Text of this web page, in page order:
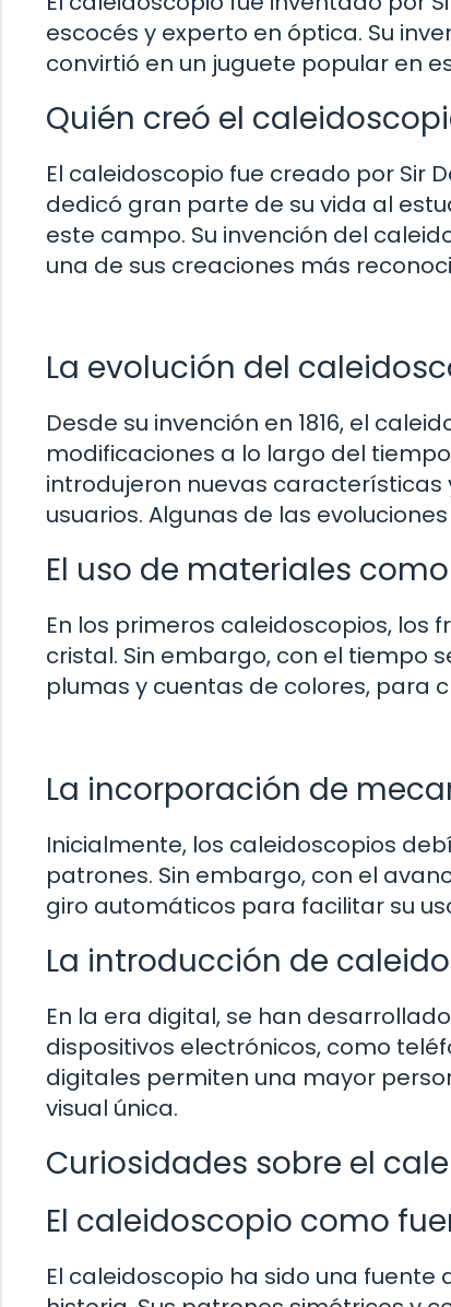
escocés y experto en óptica. Su
convirtió en un juguete popular en
Quién creó el
El caleidoscopio fue creado por Sir
dedicó gran parte de su vida al
este campo. Su invención del
una de sus creaciones más
La evolución del
Desde su invención en 1816, el
modificaciones a lo largo del
introdujeron nuevas
usuarios. Algunas de las
El uso de materiales
En los primeros caleidoscopios,
cristal. Sin embargo, con el tiempo
plumas y cuentas de colores, para
La incorporación de
Inicialmente, los caleidoscopios
patrones. Sin embargo, con el
giro automáticos para facilitar su
La introducción de
En la era digital, se han
dispositivos electrónicos, como
digitales permiten una mayor
visual única.
Curiosidades sobre el
El caleidoscopio como
El caleidoscopio ha sido una